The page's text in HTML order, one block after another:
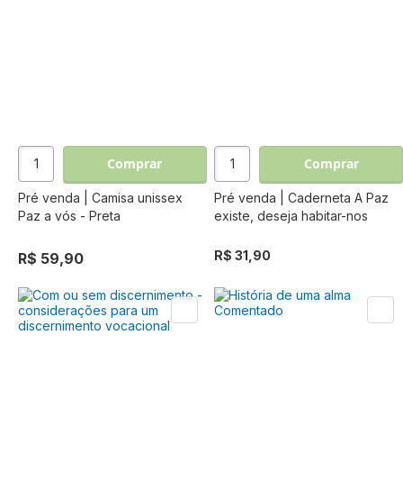
Comprar
Pré venda | Camisa unissex
Paz a vós - Preta
R$ 59,90
Comprar
Pré venda | Caderneta A Paz
existe, deseja habitar-nos
R$ 31,90